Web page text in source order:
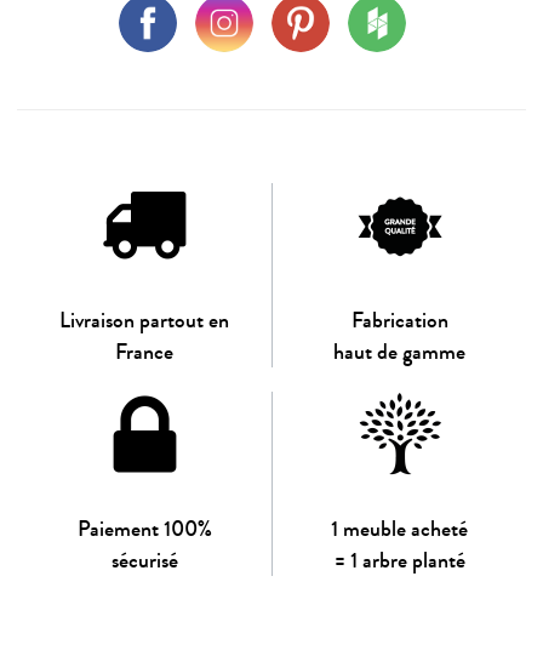
Livraison partout en
France
Fabrication
haut de gamme
Paiement 100%
sécurisé
1 meuble acheté
= 1 arbre planté